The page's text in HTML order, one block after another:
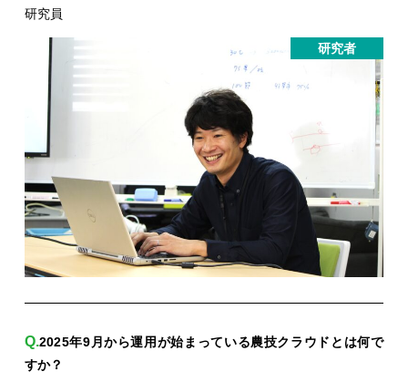
研究員
研究者
2025年9月から運用が始まっている農技クラウドとは何で
すか？